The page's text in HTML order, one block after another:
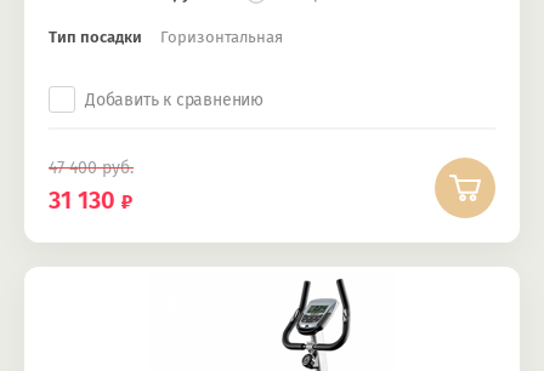
Тип посадки Горизонтальная
Добавить к сравнению
47 400руб.
31 130